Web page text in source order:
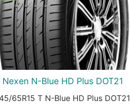
Nexen N-Blue HD Plus DOT21
65R15 T N-Blue HD Plus DOT21